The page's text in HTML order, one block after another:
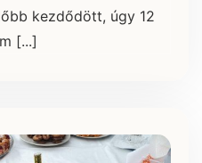
kezdődött, úgy 12
[...]